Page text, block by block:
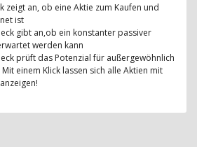
zeigt an, ob eine Aktie zum Kaufen und
ist
gibt an,ob ein konstanter passiver
werden kann
prüft das Potenzial für außergewöhnlich
einem Klick lassen sich alle Aktien mit